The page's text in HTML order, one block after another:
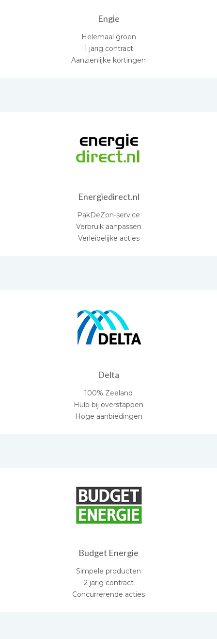
Engie
Helemaal groen
1 jarig contract
Aanzienlijke kortingen
Energiedirect.nl
PakDeZon-service
Verbruik aanpassen
Verleidelijke acties
Delta
100% Zeeland
Hulp bij overstappen
Hoge aanbiedingen
Budget Energie
Simpele producten
2 jarig contract
Concurrerende acties